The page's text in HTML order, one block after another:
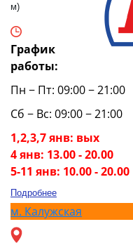
м)
График
работы:
Пн − Пт: 09:00 − 21:00
Сб − Вс: 09:00 − 21:00
1,2,3,7 янв: вых
4 янв: 13.00 - 20.00
5-11 янв: 10.00 - 20.00
Подробнее
м. Калужская